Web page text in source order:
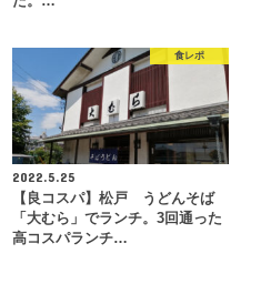
食レポ
2022.5.25
【良コスパ】松戸 うどんそば
「大むら」でランチ。3回通った
高コスパランチ…